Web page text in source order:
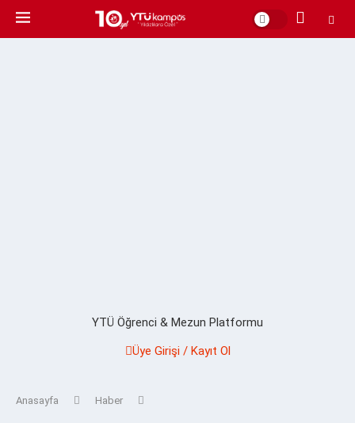
YTÜ Öğrenci & Mezun Platformu
Üye Girişi / Kayıt Ol
Anasayfa Haber